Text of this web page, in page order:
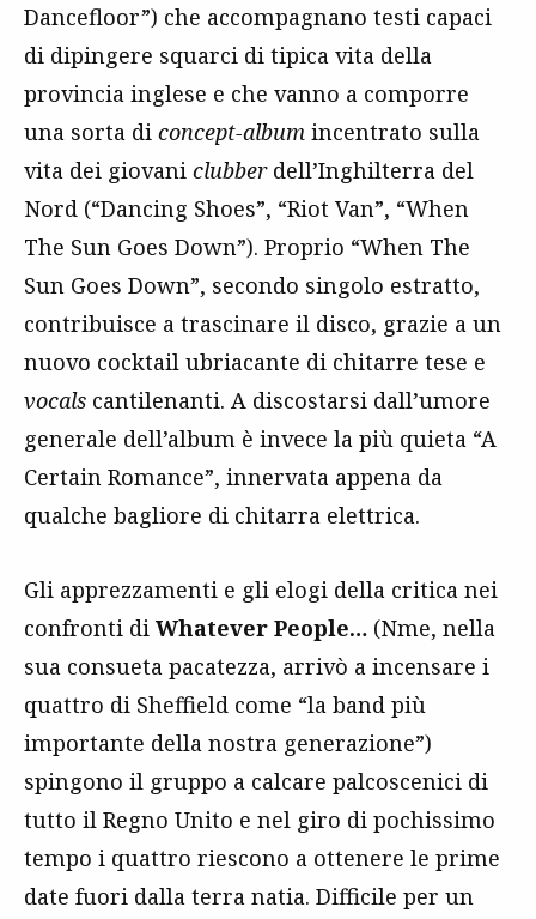
Dancefloor”) che accompagnano testi capaci
di dipingere squarci di tipica vita della
provincia inglese e che vanno a comporre
una sorta di concept-album incentrato sulla
vita dei giovani clubberdell’Inghilterra del
Nord (“Dancing Shoes”, “Riot Van”, “When
The Sun Goes Down”). Proprio “When The
Sun Goes Down”, secondo singolo estratto,
contribuisce a trascinare il disco, grazie a un
nuovo cocktail ubriacante di chitarre tese e
vocals cantilenanti. A discostarsi dall’umore
generale dell’album è invece la più quieta “A
Certain Romance”, innervata appena da
qualche bagliore di chitarra elettrica.
Gli apprezzamenti e gli elogi della critica nei
confronti di Whatever People… (Nme, nella
sua consueta pacatezza, arrivò a incensare i
quattro di Sheffield come “la band più
importante della nostra generazione”)
spingono il gruppo a calcare palcoscenici di
tutto il Regno Unito e nel giro di pochissimo
tempo i quattro riescono a ottenere le prime
date fuori dalla terra natia. Difficile per un